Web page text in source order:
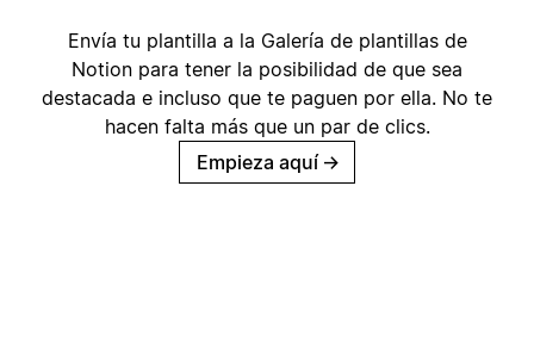
Envía tu plantilla a la Galería de plantillas de
Notion para tener la posibilidad de que sea
destacada e incluso que te paguen por ella. No te
hacen falta más que un par de clics.
Empieza aquí →